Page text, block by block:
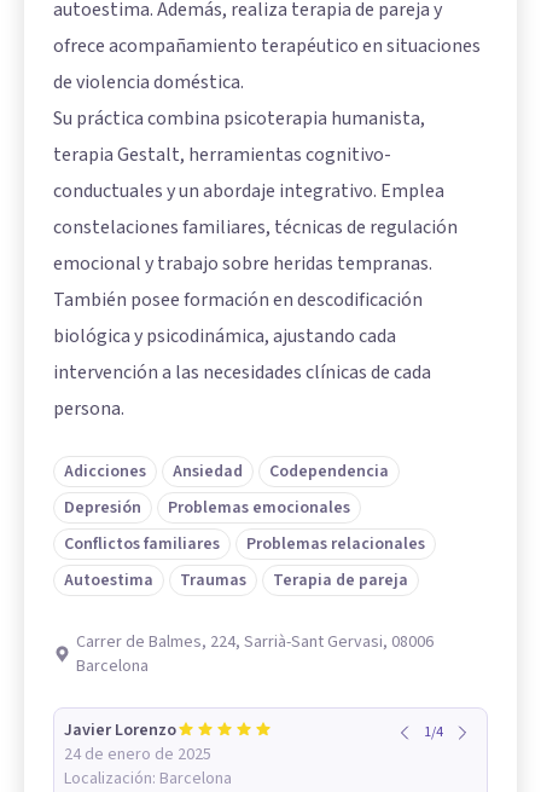
autoestima. Además, realiza terapia de pareja y
ofrece acompañamiento terapéutico en situaciones
de violencia doméstica.
Su práctica combina psicoterapia humanista,
terapia Gestalt, herramientas cognitivo-
conductuales y un abordaje integrativo. Emplea
constelaciones familiares, técnicas de regulación
emocional y trabajo sobre heridas tempranas.
También posee formación en descodificación
biológica y psicodinámica, ajustando cada
intervención a las necesidades clínicas de cada
persona.
Adicciones Ansiedad
Codependencia
Depresión
Problemas emocionales
Conflictos familiares
Problemas relacionales
Autoestima
Traumas Terapia de pareja
Carrer de Balmes, 224, Sarrià-Sant Gervasi, 08006
Barcelona
Javier Lorenzo
24 de enero de 2025
Localización: Barcelona
1/4